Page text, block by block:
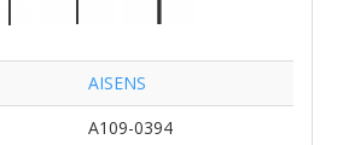
AISENS
A109-0394